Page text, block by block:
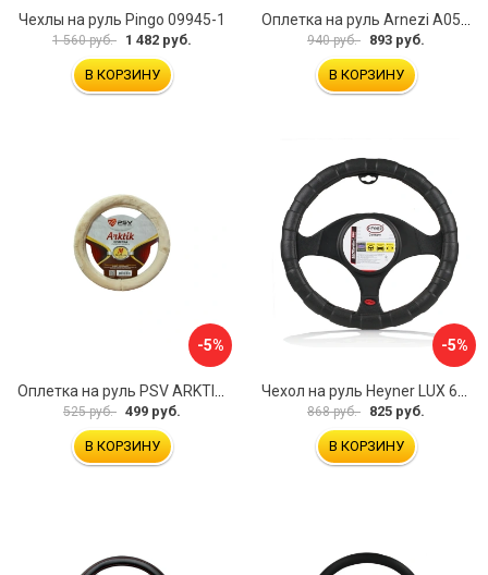
Чехлы на руль Pingo 09945-1
1 560 руб. 1 482 руб.
В КОРЗИНУ
940 руб. 893 руб.
В КОРЗИНУ
-5%
525 руб. 499 руб.
В КОРЗИНУ
-5%
868 руб. 825 руб.
В КОРЗИНУ